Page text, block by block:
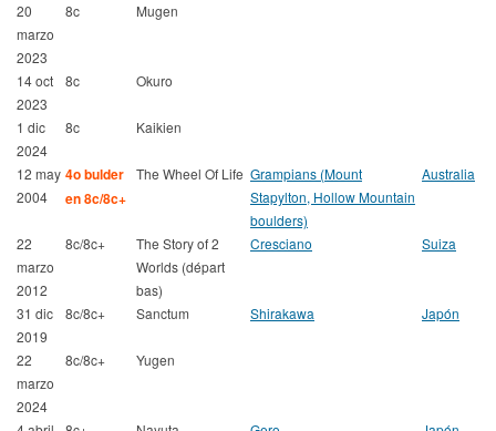
20
marzo
2023
8c Mugen
14 oct
2023
8c Okuro
1 dic
2024
8c Kaikien
12 may
2004
4o bulder
en 8c/8c+
The Wheel Of Life Grampians (Mount
Stapylton, Hollow Mountain
boulders)
Australia
22
marzo
2012
8c/8c+
The Story of 2
Worlds (départ
bas)
Cresciano Suiza
31 dic
2019
8c/8c+ Sanctum Shirakawa Japón
22
marzo
2024
8c/8c+ Yugen